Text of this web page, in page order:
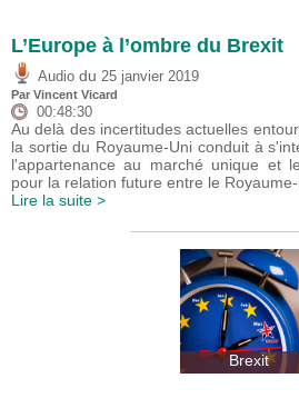
L’Europe à l’ombre du Brexit
Audio du 25 janvier 2019
Par Vincent Vicard
00:48:30
Au delà des incertitudes actuelles
la sortie du Royaume-Uni conduit à
l'appartenance au marché unique et
pour la relation future entre le Royaume-
Lire la suite >
Brexit